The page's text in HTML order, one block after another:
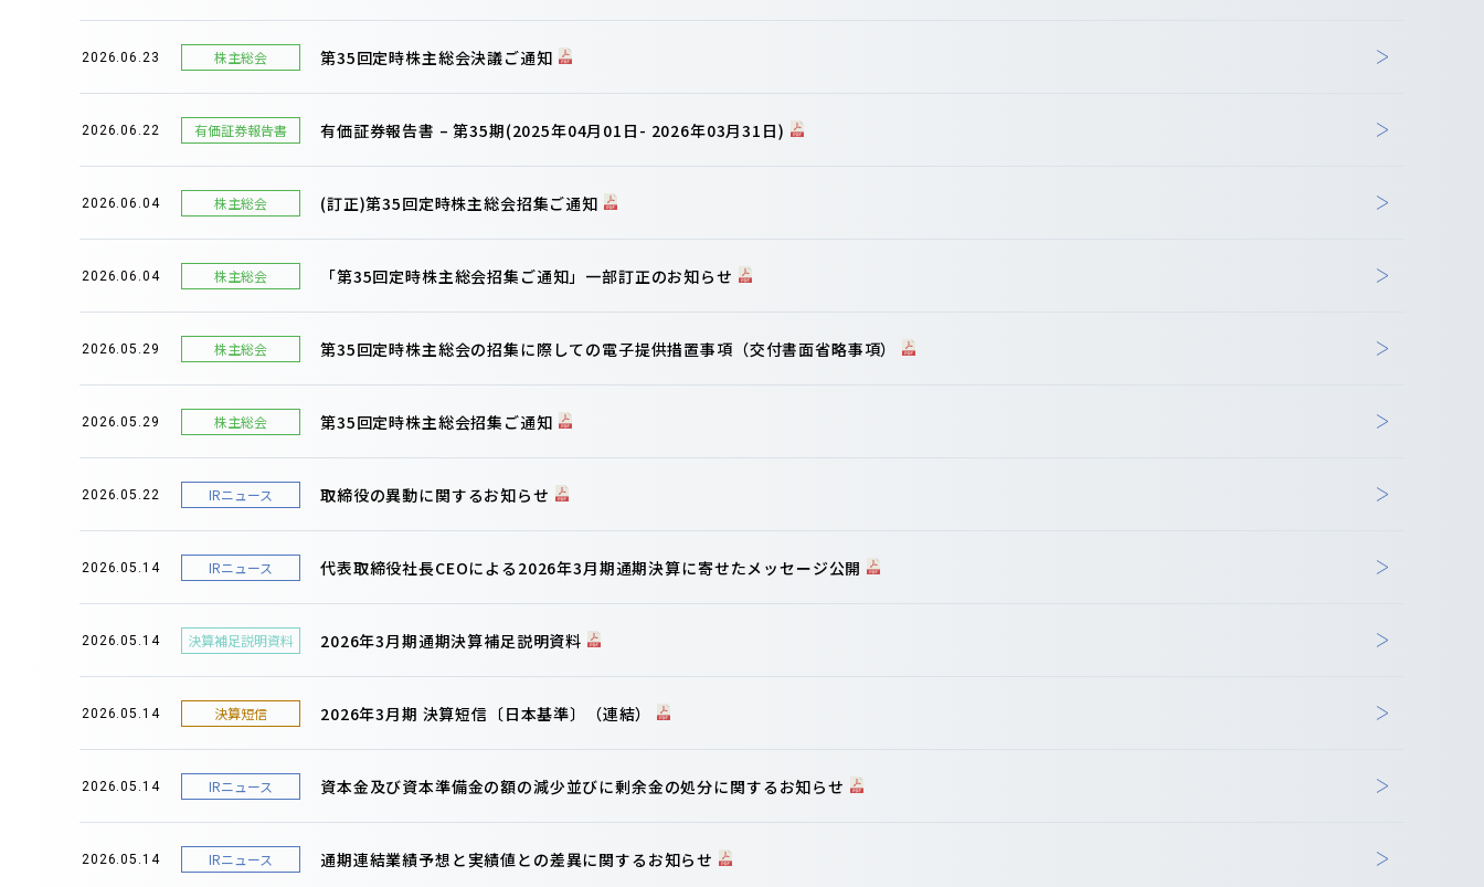
2026.06.23 株主総会 第35回定時株主総会決議ご通知
2026.06.22 有価証券報告書 有価証券報告書 – 第35期(2025年04月01日- 2026年03月31日)
2026.06.04 株主総会 (訂正)第35回定時株主総会招集ご通知
2026.06.04 株主総会 「第35回定時株主総会招集ご通知」一部訂正のお知らせ
2026.05.29 株主総会 第35回定時株主総会の招集に際しての電子提供措置事項（交付書面省略事項）
2026.05.29 株主総会 第35回定時株主総会招集ご通知
2026.05.22 IRニュース 取締役の異動に関するお知らせ
2026.05.14 IRニュース 代表取締役社長CEOによる2026年3月期通期決算に寄せたメッセージ公開
2026.05.14 決算補足説明資料 2026年3月期通期決算補足説明資料
2026.05.14 決算短信 2026年3月期 決算短信〔日本基準〕（連結）
2026.05.14 IRニュース 資本金及び資本準備金の額の減少並びに剰余金の処分に関するお知らせ
2026.05.14 IRニュース 通期連結業績予想と実績値との差異に関するお知らせ